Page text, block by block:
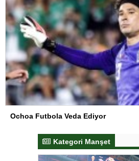
Ochoa Futbola Veda Ediyor
Kategori Manşet